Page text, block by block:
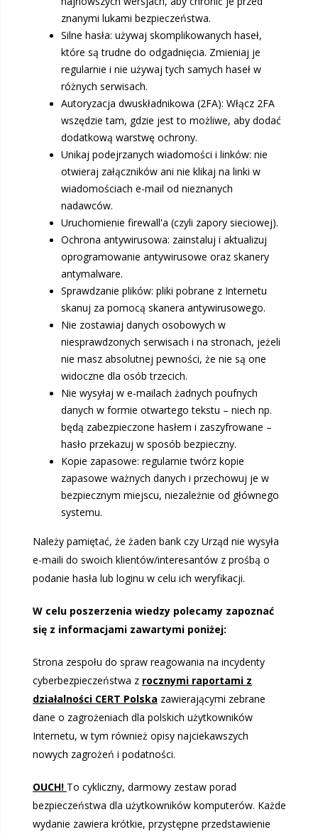
znanymi lukami bezpieczeństwa.
Silne hasła: używaj skomplikowanych haseł,
które są trudne do odgadnięcia. Zmieniaj je
regularnie i nie używaj tych samych haseł w
różnych serwisach.
Autoryzacja dwuskładnikowa (2FA): Włącz 2FA
wszędzie tam, gdzie jest to możliwe, aby dodać
dodatkową warstwę ochrony.
Unikaj podejrzanych wiadomości i linków: nie
otwieraj załączników ani nie klikaj na linki w
wiadomościach e-mail od nieznanych
nadawców.
Uruchomienie firewall'a (czyli zapory sieciowej).
Ochrona antywirusowa: zainstaluj i aktualizuj
oprogramowanie antywirusowe oraz skanery
antymalware.
Sprawdzanie plików: pliki pobrane z Internetu
skanuj za pomocą skanera antywirusowego.
Nie zostawiaj danych osobowych w
niesprawdzonych serwisach i na stronach, jeżeli
nie masz absolutnej pewności, że nie są one
widoczne dla osób trzecich.
Nie wysyłaj w e-mailach żadnych poufnych
danych w formie otwartego tekstu – niech np.
będą zabezpieczone hasłem i zaszyfrowane –
hasło przekazuj w sposób bezpieczny.
Kopie zapasowe: regularnie twórz kopie
zapasowe ważnych danych i przechowuj je w
bezpiecznym miejscu, niezależnie od głównego
systemu.
Należy pamiętać, że żaden bank czy Urząd nie wysyła
e-maili do swoich klientów/interesantów z prośbą o
podanie hasła lub loginu w celu ich weryfikacji.
W celu poszerzenia wiedzy polecamy zapoznać
się z informacjami zawartymi poniżej:
Strona zespołu do spraw reagowania na incydenty
cyberbezpieczeństwa z rocznymi raportami z
działalności CERT Polska zawierającymi zebrane
dane o zagrożeniach dla polskich użytkowników
Internetu, w tym również opisy najciekawszych
nowych zagrożeń i podatności.
OUCH! To cykliczny, darmowy zestaw porad
bezpieczeństwa dla użytkowników komputerów. Każde
wydanie zawiera krótkie, przystępne przedstawienie